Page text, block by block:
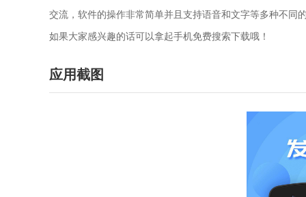
交流，软件的操作非常简单并且支持语音和文字等多种不同
如果大家感兴趣的话可以拿起手机免费搜索下载哦！
应用截图